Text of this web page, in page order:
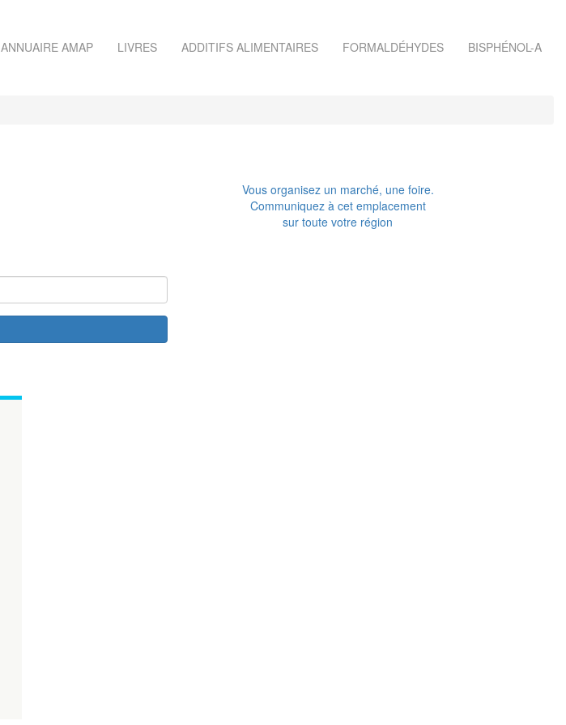
ANNUAIRE AMAP LIVRES ADDITIFS ALIMENTAIRES FORMALDÉHYDES BISPHÉNOL-A
Vous organisez un marché, une foire.
Communiquez à cet emplacement
sur toute votre région